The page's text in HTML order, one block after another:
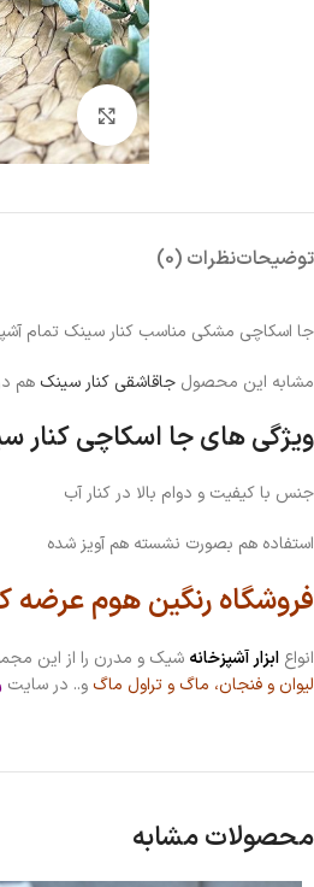
بزرگنمایی
توضیحاتنظرات (0)
جا اسکاچی مشکی مناسب کنار سینک تمام
مشابه این محصول جاقاشقی کنار سینک هم
ویژگی های جا اسکاچی کنار
جنس با کیفیت و دوام بالا در کنار آب
استفاده هم بصورت نشسته هم آویز شده
فروشگاه رنگین هوم عرضه
انواع ابزار آشپزخانه شیک و مدرن را از این
لیوان و فنجان، ماگ و تراول ماگ و.. در سایت
محصولات مشابه